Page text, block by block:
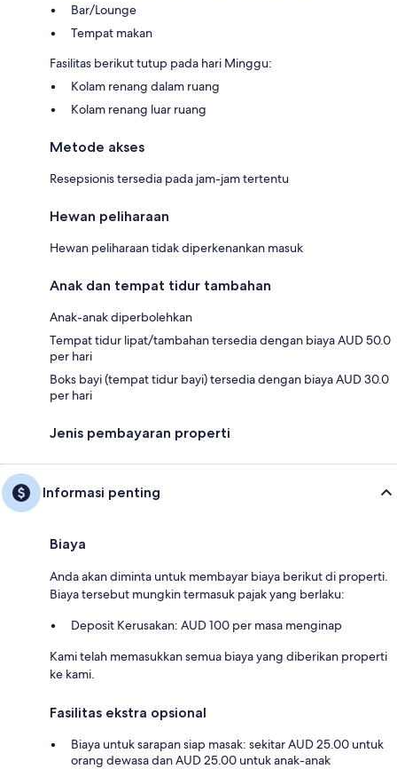
Bar/Lounge
Tempat makan
Fasilitas berikut tutup pada hari Minggu:
Kolam renang dalam ruang
Kolam renang luar ruang
Metode akses
Resepsionis tersedia pada jam-jam tertentu
Hewan peliharaan
Hewan peliharaan tidak diperkenankan masuk
Anak dan tempat tidur tambahan
Anak-anak diperbolehkan
Tempat tidur lipat/tambahan tersedia dengan biaya AUD 50.0
per hari
Boks bayi (tempat tidur bayi) tersedia dengan biaya AUD 30.0
per hari
Jenis pembayaran properti
Informasi penting
Biaya
Anda akan diminta untuk membayar biaya berikut di properti.
Biaya tersebut mungkin termasuk pajak yang berlaku:
Deposit Kerusakan: AUD 100 per masa menginap
Kami telah memasukkan semua biaya yang diberikan properti
ke kami.
Fasilitas ekstra opsional
Biaya untuk sarapan siap masak: sekitar AUD 25.00 untuk
orang dewasa dan AUD 25.00 untuk anak-anak